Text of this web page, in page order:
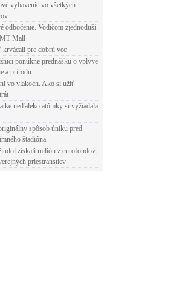
vybavenie vo všetkých
odbočenie. Vodičom zjednoduší
Mall
krvácali pre dobrú vec
ponúkne prednášku o vplyve
a prírodu
vo vlakoch. Ako si užiť
neďaleko atómky si vyžiadala
spôsob úniku pred
štadióna
získali milión z eurofondov,
priestranstiev